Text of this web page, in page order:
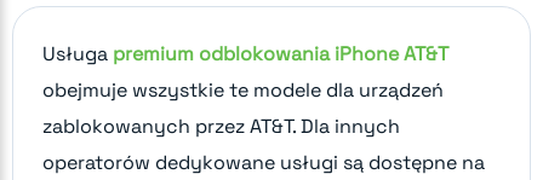
Usługa premium odblokowania iPhone AT&T
obejmuje wszystkie te modele dla urządzeń
zablokowanych przez AT&T. Dla innych
operatorów dedykowane usługi są dostępne na